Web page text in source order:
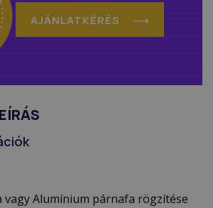
AJÁNLATKÉRÉS
vagy Alumínium párnafa rögzítése